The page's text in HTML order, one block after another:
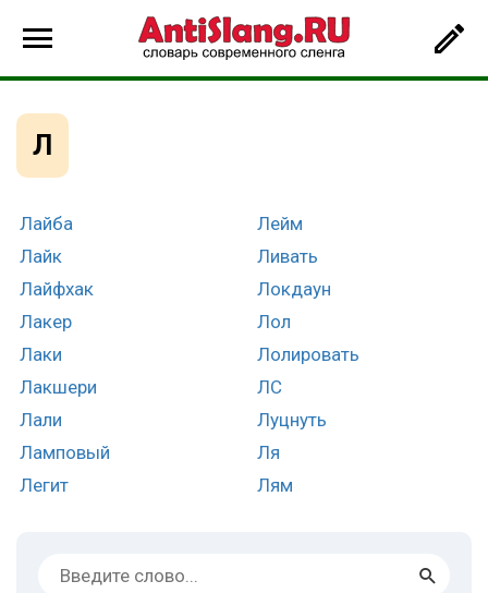
Л
Лайба
Лайк
Лайфхак
Лакер
Лаки
Лакшери
Лали
Ламповый
Легит
Лейм
Ливать
Локдаун
Лол
Лолировать
ЛС
Луцнуть
Ля
Лям